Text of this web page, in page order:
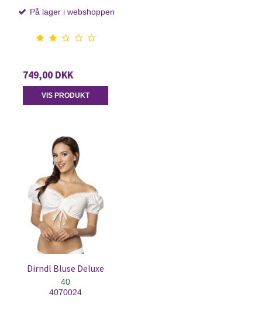
På lager i webshoppen
749,00 DKK
VIS PRODUKT
Dirndl Bluse Deluxe
40
4070024